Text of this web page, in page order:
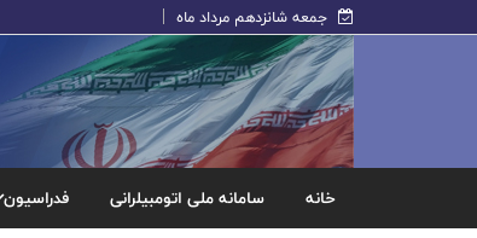
جمعه شانزدهم مرداد ماه
خانه سامانه ملی اتومبیلرانی فدراسیون